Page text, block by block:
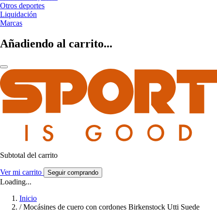
Otros deportes
Liquidación
Marcas
Añadiendo al carrito...
Subtotal del carrito
Ver mi carrito Seguir comprando
Loading...
Inicio
/ Mocásines de cuero con cordones Birkenstock Utti Suede